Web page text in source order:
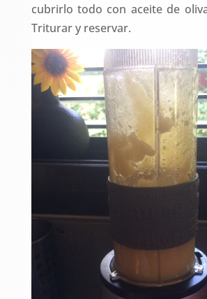
cubrirlo todo con aceite de
Triturar y reservar.